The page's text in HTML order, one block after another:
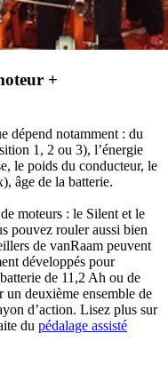
+
dépend notamment : du
1, 2 ou 3), l’énergie
le poids du conducteur, le
âge de la batterie.
moteurs : le Silent et le
pouvez rouler aussi bien
de vanRaam peuvent
développés pour
de 11,2 Ah ou de
deuxième ensemble de
d’action. Lisez plus sur
du pédalage assisté